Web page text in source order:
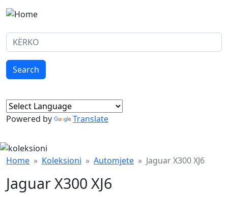
Skip to main content
Search
Search
Powered by Translate
Home Koleksioni Automjete Jaguar X300 XJ6
Jaguar X300 XJ6